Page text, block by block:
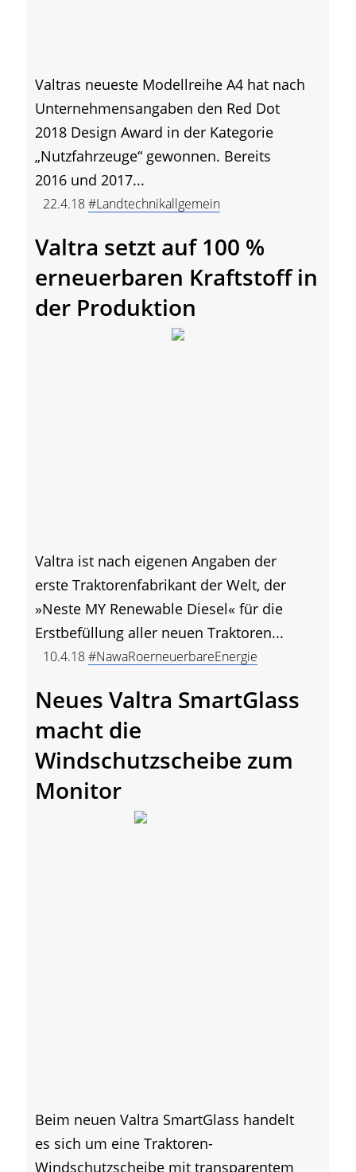
Valtras neueste Modellreihe A4 hat nach
Unternehmensangaben den Red Dot
2018 Design Award in der Kategorie
„Nutzfahrzeuge“ gewonnen. Bereits
2016 und 2017...
22.4.18#Landtechnikallgemein
Valtra setzt auf 100 %
erneuerbaren Kraftstoff in
der Produktion
Valtra ist nach eigenen Angaben der
erste Traktorenfabrikant der Welt, der
»Neste MY Renewable Diesel« für die
Erstbefüllung aller neuen Traktoren...
10.4.18#NawaRoerneuerbareEnergie
Neues Valtra SmartGlass
macht die
Windschutzscheibe zum
Monitor
Beim neuen Valtra SmartGlass handelt
es sich um eine Traktoren-
Windschutzscheibe mit transparentem